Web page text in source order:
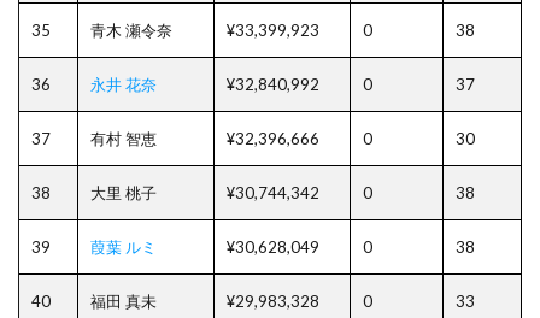
35 青木 瀬令奈 ¥33,399,923 0 38
36 永井 花奈 ¥32,840,992 0 37
37 有村 智恵 ¥32,396,666 0 30
38 大里 桃子 ¥30,744,342 0 38
39 葭葉 ルミ ¥30,628,049 0 38
40 福田 真未 ¥29,983,328 0 33